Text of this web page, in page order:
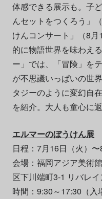
体感できる展示も。子
んセットをつくろう」
けんコンサート」（8
的に物語世界を味わえ
ー」では、「冒険」を
が不思議いっぱいの世
タジーのように変幻自
を紹介。大人も童心に
エルマーのぼうけん展
日程：7月16日（火）〜
会場：福岡アジア美術
区下川端町3-1 リバレイ
時間：9:30～17:30（入